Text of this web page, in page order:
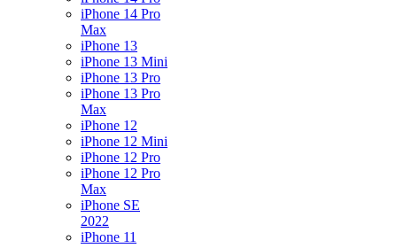
iPhone 14 Pro
Max
iPhone 13
iPhone 13 Mini
iPhone 13 Pro
iPhone 13 Pro
Max
iPhone 12
iPhone 12 Mini
iPhone 12 Pro
iPhone 12 Pro
Max
iPhone SE
2022
iPhone 11